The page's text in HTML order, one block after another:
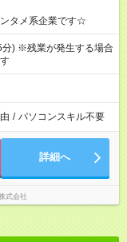
タメ系企業です☆
) ※残業が発生する場合
/ パソコンスキル不要
詳細へ
式会社